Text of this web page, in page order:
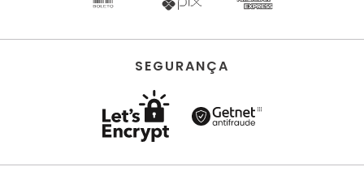
SEGURANÇA